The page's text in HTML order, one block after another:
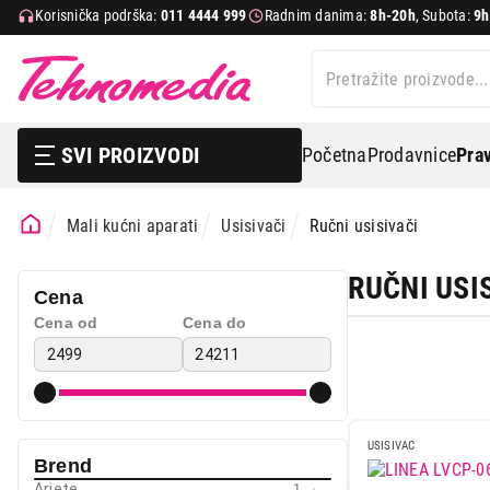
Korisnička podrška: 011 4444 999 Radnim danima:8h-20h, Subota:
SVI PROIZVODI PočetnaProdavnice
Bela tehnika
Mali kućni aparati Usisivači Ručni usisivači
Cena
Cena od Cena do
Brend
RUČNI
USISIVAC